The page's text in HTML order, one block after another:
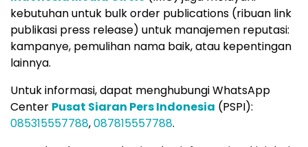
kebutuhan untuk bulk order publications (ribuan link
publikasi press release) untuk manajemen reputasi:
kampanye, pemulihan nama baik, atau kepentingan
lainnya.
Untuk informasi, dapat menghubungi WhatsApp
Center Pusat Siaran Pers Indonesia (PSPI):
085315557788,087815557788.